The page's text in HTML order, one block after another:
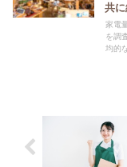
共に
家電
を調
均的